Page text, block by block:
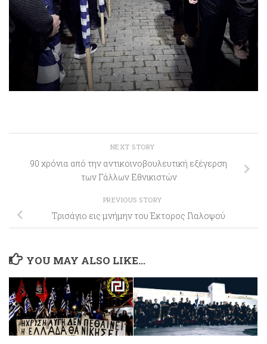
NEXT STORY
90 χρόνια από την αντικοινοβουλευτική εξέγερση
των Γάλλων Εθνικιστών
PREVIOUS STORY
Τρισάγιο εις μνήμην του Έκτορος Γιαλοψού
YOU MAY ALSO LIKE...